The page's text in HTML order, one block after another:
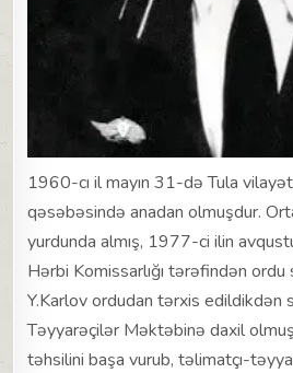
1960-cı il mayın 31-də Tula
qəsəbəsində anadan olmuşdur.
yurdunda almış, 1977-ci ilin
Hərbi Komissarlığı tərəfindən ordu
Y.Karlov ordudan tərxis edildikdən
Təyyarəçilər Məktəbinə daxil
təhsilini başa vurub, təlimatçı-